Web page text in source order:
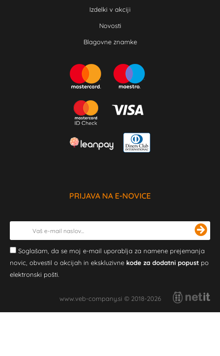
Izdelki v akciji
Novosti
Blagovne znamke
PRIJAVA NA E-NOVICE
Soglašam, da se moj e-mail uporablja za namene prejemanja
novic, obvestil o akcijah in ekskluzivne kode za dodatni popust po
elektronski pošti.
www.veb-company.si © 2018-2026